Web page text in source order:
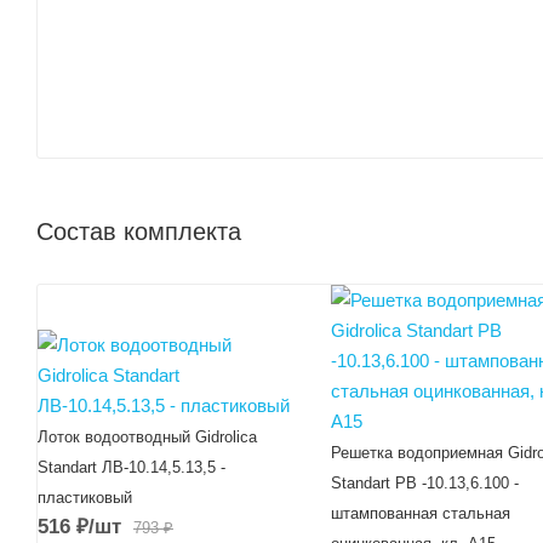
Состав комплекта
Лоток водоотводный Gidrolica
Standart ЛВ-10.14,5.13,5 -
пластиковый
516 ₽/шт 793₽
Решетка водоприемная
Standart РВ -10.13,6.100 -
штампованная стальная